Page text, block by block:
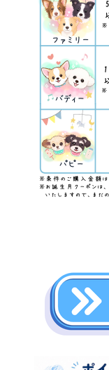
プライバシーポリシー
特定商取引法について
お問い合わせ
会社概要